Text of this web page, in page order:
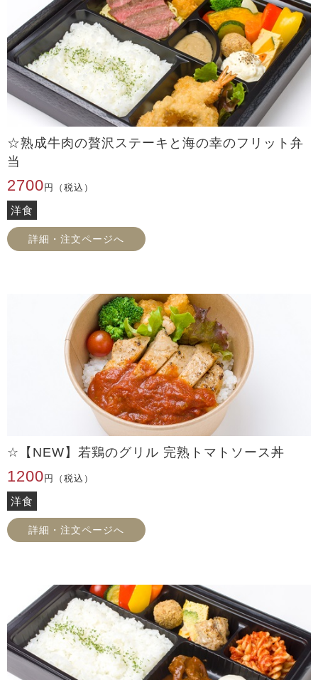
☆熟成牛肉の贅沢ステーキと海の幸のフリット弁
当
2700 円（税込）
洋食
詳細・注文ページへ
☆【NEW】若鶏のグリル 完熟トマトソース丼
1200 円（税込）
洋食
詳細・注文ページへ